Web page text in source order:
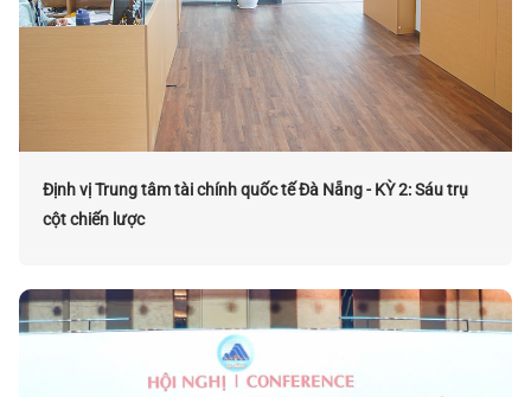
Định vị Trung tâm tài chính quốc tế Đà Nẵng - KỲ 2: Sáu trụ
cột chiến lược